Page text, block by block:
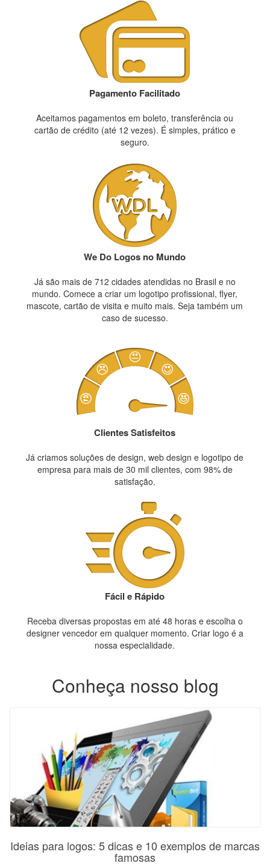
Pagamento Facilitado
Aceitamos pagamentos em boleto, transferência ou
cartão de crédito (até 12 vezes). É simples, prático e
seguro.
We Do Logos no Mundo
Já são mais de 712 cidades atendidas no Brasil e no
mundo. Comece a criar um logotipo profissional, flyer,
mascote, cartão de visita e muito mais. Seja também um
caso de sucesso.
Clientes Satisfeitos
Já criamos soluções de design, web design e logotipo de
empresa para mais de 30 mil clientes, com 98% de
satisfação.
Fácil e Rápido
Receba diversas propostas em até 48 horas e escolha o
designer vencedor em qualquer momento. Criar logo é a
nossa especialidade.
Conheça nosso blog
Ideias para logos: 5 dicas e 10 exemplos de marcas
famosas